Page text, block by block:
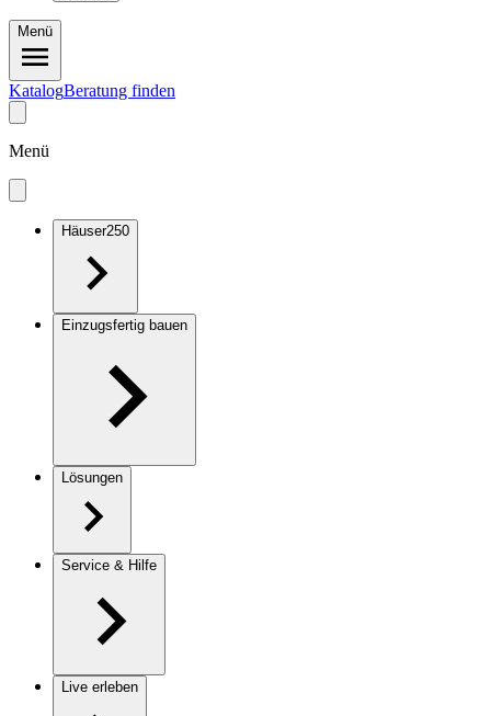
Menü
KatalogBeratung finden
Menü
Häuser250
Einzugsfertig bauen
Lösungen
Service & Hilfe
Live erleben